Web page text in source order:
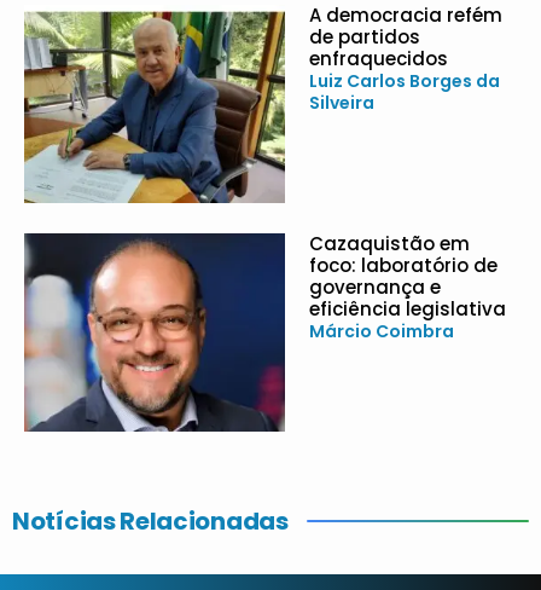
A democracia refém
de partidos
enfraquecidos
Luiz Carlos Borges da
Silveira
Cazaquistão em
foco: laboratório de
governança e
eficiência legislativa
Márcio Coimbra
Notícias Relacionadas